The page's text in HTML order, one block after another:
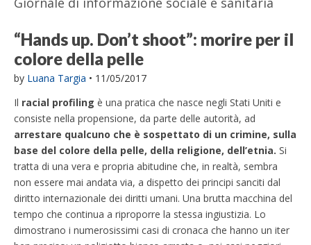
SocialNews
“Hands up. Don’t shoot”: morire per il
colore della pelle
by Luana Targia • 11/05/2017
Il racial profiling è una pratica che nasce negli Stati Uniti e
consiste nella propensione, da parte delle autorità, ad
arrestare qualcuno che è sospettato di un crimine, sulla
base del colore della pelle, della religione, dell’etnia. Si
tratta di una vera e propria abitudine che, in realtà, sembra
non essere mai andata via, a dispetto dei principi sanciti dal
diritto internazionale dei diritti umani. Una brutta macchina del
tempo che continua a riproporre la stessa ingiustizia. Lo
dimostrano i numerosissimi casi di cronaca che hanno un iter